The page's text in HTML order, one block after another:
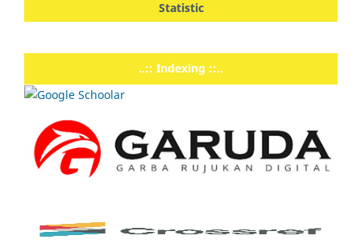
Statistic
..:: Indexing ::..